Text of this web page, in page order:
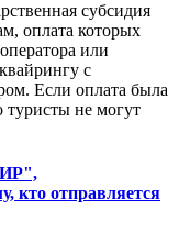
субсидия
оплата которых
или
с
Если оплата была
туристы не могут
кто отправляется